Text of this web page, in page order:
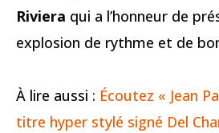
Riviera qui a l’honneur de
explosion de rythme et de
À lire aussi : Écoutez « Jean
titre hyper stylé signé Del